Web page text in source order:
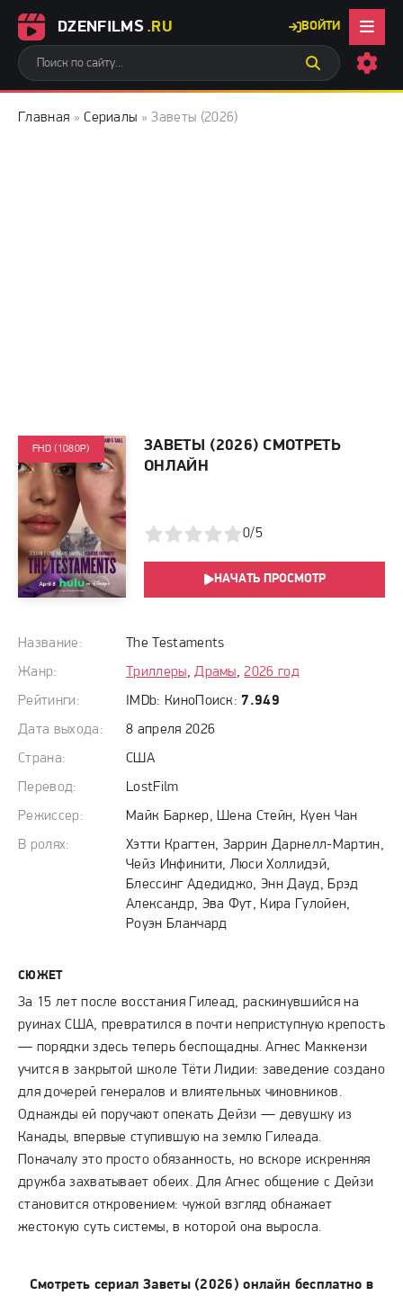
DZENFILMS .RU ВОЙТИ
Главная »Сериалы » Заветы (2026)
ЗАВЕТЫ (2026) СМОТРЕТЬ
ОНЛАЙН
Название:
The Testaments
Жанр:
Триллеры,Драмы,2026 год
Рейтинги:
IMDb: КиноПоиск: 7.949
Дата выхода:
8 апреля 2026
Страна:
США
Перевод:
LostFilm
Режиссер:
Майк Баркер, Шена Стейн, Куен Чан
В ролях:
Хэтти Крагтен, Заррин Дарнелл-Мартин,
Чейз Инфинити, Люси Холлидэй,
Блессинг Адедиджо, Энн Дауд, Брэд
Александр, Эва Фут, Кира Гулойен,
Роуэн Бланчард
FHD (1080P)
1 2 3 4 0/5
НАЧАТЬ ПРОСМОТР
СЮЖЕТ
За 15 лет после восстания Гилеад, раскинувшийся на
руинах США, превратился в почти неприступную крепость
— порядки здесь теперь беспощадны. Агнес Маккензи
учится в закрытой школе Тёти Лидии: заведение создано
для дочерей генералов и влиятельных чиновников.
Однажды ей поручают опекать Дейзи — девушку из
Канады, впервые ступившую на землю Гилеада.
Поначалу это просто обязанность, но вскоре искренняя
дружба захватывает обеих. Для Агнес общение с Дейзи
становится откровением: чужой взгляд обнажает
жестокую суть системы, в которой она выросла.
Смотреть сериал Заветы (2026) онлайн бесплатно в